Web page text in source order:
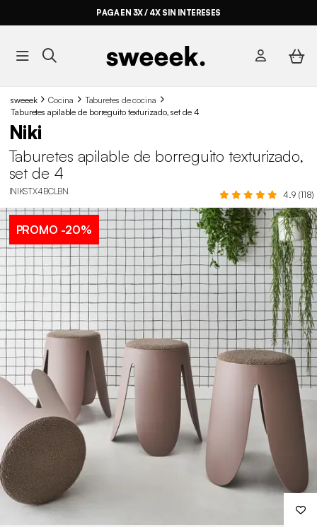
PAGA EN 3X / 4X SIN INTERESES
sweeek Cocina
Taburetes de cocina
Taburetes apilable de borreguito texturizado, set de 4
Niki
Taburetes apilable de borreguito texturizado,
set de 4
INIKSTX4BCLBN 4.9 (118)
PROMO -20%